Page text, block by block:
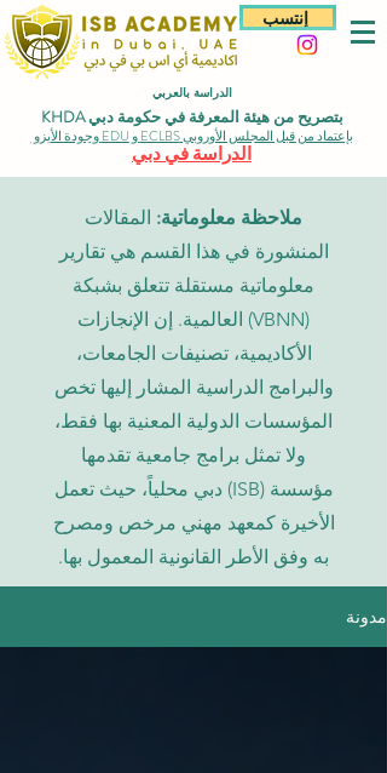
إنتسب
الدراسة بالعربي
بتصريح من هيئة المعرفة في حكومة دبي KHDA
بإعتماد من قبل المجلس الأوروبي ECLBS و EDU وجودة الأيزو
الدراسة في دبي
ملاحظة معلوماتية: المقالات
المنشورة في هذا القسم هي تقارير
معلوماتية مستقلة تتعلق بشبكة
(VBNN) العالمية. إن الإنجازات
الأكاديمية، تصنيفات الجامعات،
والبرامج الدراسية المشار إليها تخص
المؤسسات الدولية المعنية بها فقط،
ولا تمثل برامج جامعية تقدمها
مؤسسة (ISB) دبي محلياً، حيث تعمل
الأخيرة كمعهد مهني مرخص ومصرح
به وفق الأطر القانونية المعمول بها.
مدونة